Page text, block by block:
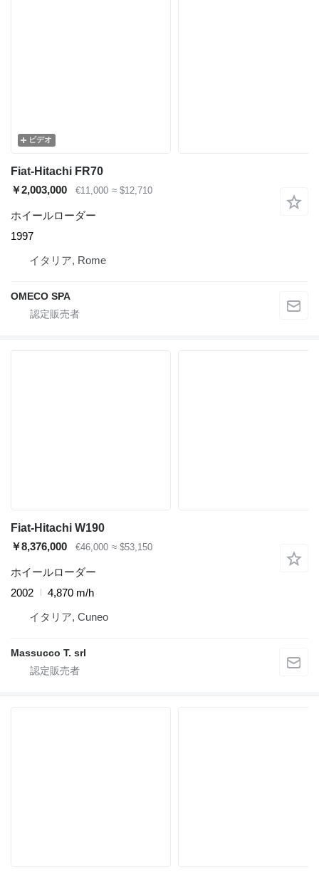
ビデオ
Fiat-Hitachi FR70
￥2,003,000
€11,000 ≈ $12,710
ホイールローダー
1997
イタリア, Rome
OMECO SPA
Fiat-Hitachi W190
￥8,376,000
€46,000 ≈ $53,150
ホイールローダー
2002
4,870 m/h
イタリア, Cuneo
Massucco T. srl